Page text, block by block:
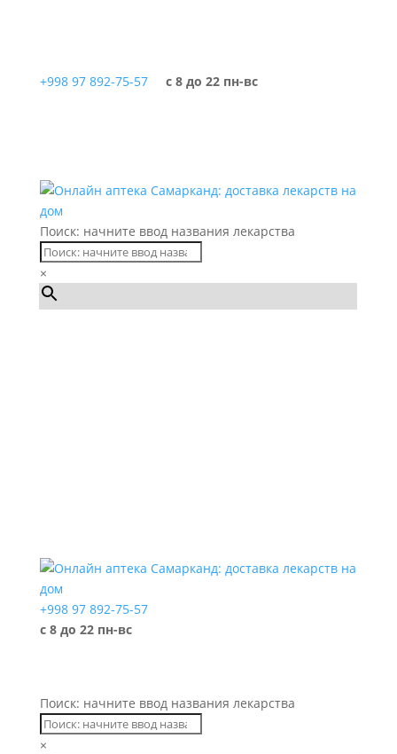
+998 97 892-75-57 с 8 до 22 пн-вс
Поиск: начните ввод названия лекарства
×
+998 97 892-75-57
с 8 до 22 пн-вс
Поиск: начните ввод названия лекарства
×